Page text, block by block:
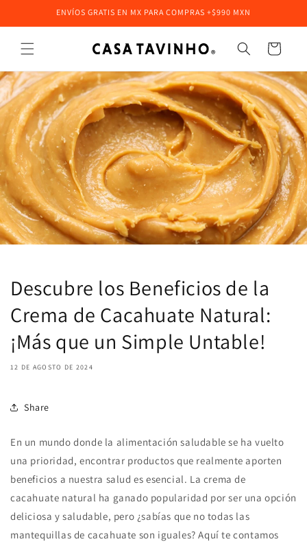
directamente
al contenido
ENVÍOS GRATIS EN MX PARA COMPRAS +$990 MXN
Carrito
Descubre los Beneficios de la
Crema de Cacahuate Natural:
¡Más que un Simple Untable!
12 DE AGOSTO DE 2024
Share
En un mundo donde la alimentación saludable se ha vuelto
una prioridad, encontrar productos que realmente aporten
beneficios a nuestra salud es esencial. La crema de
cacahuate natural ha ganado popularidad por ser una opción
deliciosa y saludable, pero ¿sabías que no todas las
mantequillas de cacahuate son iguales? Aquí te contamos